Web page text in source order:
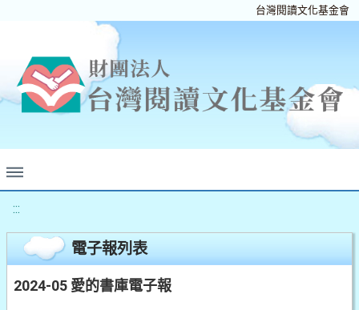
台灣閱讀文化基金會
:::
電子報列表
2024-05 愛的書庫電子報